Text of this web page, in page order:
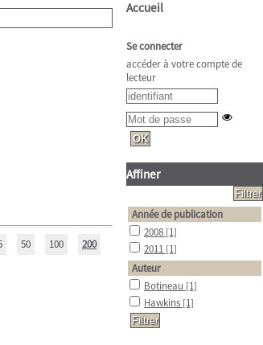
50 100 200
Accueil
Se connecter
accéder à votre compte de
lecteur
Affiner
Année de publication
2008 [1]
2011 [1]
Auteur
Botineau [1]
Hawkins [1]